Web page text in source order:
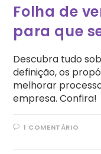
Folha de
para que
Descubra tudo
definição, os
melhorar
empresa. Confira!
1 COMENTÁRIO